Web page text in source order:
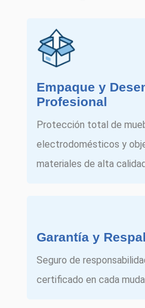
Empaque y
Profesional
Protección total de
electrodomésticos y
materiales de alta
Garantía y
Seguro de
certificado en cada